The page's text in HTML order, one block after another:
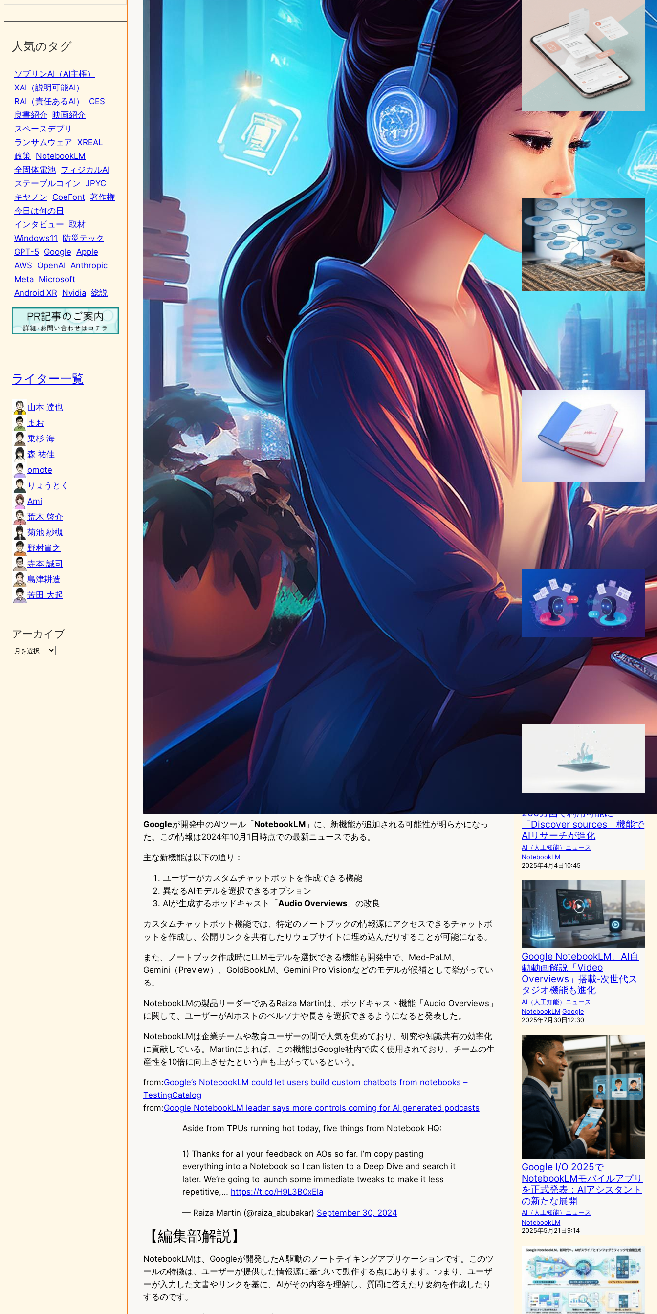
人気のタグ
ソブリンAI（AI主権）
XAI（説明可能AI）
RAI（責任あるAI）
CES
良書紹介 映画紹介
スペースデブリ
ランサムウェア XREAL
政策 NotebookLM
全固体電池 フィジカルAI
ステーブルコイン JPYC
キヤノン CoeFont 著作権
今日は何の日
インタビュー 取材
Windows11
防災テック
GPT-5 Google Apple
AWS OpenAI Anthropic
Meta Microsoft
Android XR Nvidia 総説
ライター一覧
山本 達也
まお
乗杉 海
森 祐佳
omote
りょうとく
Ami
荒木 啓介
菊池 紗槻
野村貴之
寺本 誠司
島津耕造
苦田 大起
アーカイブ
Googleが開発中のAIツール「NotebookLM」に、新機能が追加される可能性が明らかになっ
た。この情報は2024年10月1日時点での最新ニュースである。
主な新機能は以下の通り：
ユーザーがカスタムチャットボットを作成できる機能
異なるAIモデルを選択できるオプション
AIが生成するポッドキャスト「Audio Overviews」の改良
カスタムチャットボット機能では、特定のノートブックの情報源にアクセスできるチャットボ
ットを作成し、公開リンクを共有したりウェブサイトに埋め込んだりすることが可能になる。
また、ノートブック作成時にLLMモデルを選択できる機能も開発中で、Med-PaLM、
Gemini（Preview）、GoldBookLM、Gemini Pro Visionなどのモデルが候補として挙がってい
る。
NotebookLMの製品リーダーであるRaiza Martinは、ポッドキャスト機能「Audio Overviews」
に関して、ユーザーがAIホストのペルソナや長さを選択できるようになると発表した。
NotebookLMは企業チームや教育ユーザーの間で人気を集めており、研究や知識共有の効率化
に貢献している。Martinによれば、この機能はGoogle社内で広く使用されており、チームの生
産性を10倍に向上させたという声も上がっているという。
from:Google’s NotebookLM could let users build custom chatbots from notebooks –
TestingCatalog
from:Google NotebookLM leader says more controls coming for AI generated podcasts
Aside from TPUs running hot today, five things from Notebook HQ:
1) Thanks for all your feedback on AOs so far. I’m copy pasting
everything into a Notebook so I can listen to a Deep Dive and search it
later. We’re going to launch some immediate tweaks to make it less
repetitive,… https://t.co/H9L3B0xEla
— Raiza Martin (@raiza_abubakar) September 30, 2024
【編集部解説】
NotebookLMは、Googleが開発したAI駆動のノートテイキングアプリケーションです。このツ
ールの特徴は、ユーザーが提供した情報源に基づいて動作する点にあります。つまり、ユーザ
ーが入力した文書やリンクを基に、AIがその内容を理解し、質問に答えたり要約を作成したり
するのです。
Google NotebookLM、待望
のモバイルアプリ版がついに
登場 – AI搭載ノートツールが
スマホでも使える時代へ
AI（人工知能）ニュース
2025年5月20日8:47
Google NotebookLM、AIが
自動生成するインタラクティ
ブマインドマップ機能を導入
– 複雑な情報を視覚的に整理
し学習効率を向上
AI（人工知能）ニュース
NotebookLM
2025年3月25日12:27
Google NotebookLM Plus、
One AI Premiumに統合 – AI
ノートツールが音声学習機能
を強化
AI（人工知能）ニュース
NotebookLM
2025年2月11日9:20
NotebookLM新機能｜1-2分
要約から本格討論まで、AIが
生成する4つのオーディオ形
AI（人工知能）ニュース
Gemini
2025年9月4日15:03
200カ国で利用可能に –
「Discover sources」機能で
AIリサーチが進化
AI（人工知能）ニュース
NotebookLM
2025年4月4日10:45
Google NotebookLM、AI自
動動画解説「Video
Overviews」搭載‐次世代ス
タジオ機能も進化
AI（人工知能）ニュース
NotebookLM Google
2025年7月30日12:30
Google I/O 2025で
NotebookLMモバイルアプリ
を正式発表：AIアシスタント
の新たな展開
AI（人工知能）ニュース
NotebookLM
2025年5月21日9:14